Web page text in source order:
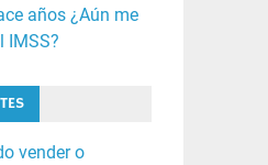
años ¿Aún me
IMSS?
vender o